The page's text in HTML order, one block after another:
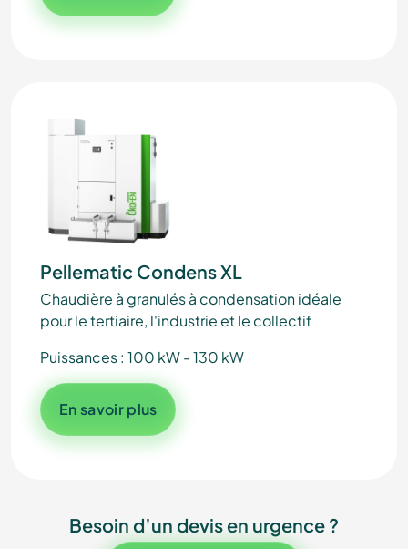
Pellematic Condens XL
Chaudière à granulés à condensation idéale
pour le tertiaire, l'industrie et le collectif
Puissances : 100 kW - 130 kW
En savoir plus
Besoin d’un devis en urgence ?